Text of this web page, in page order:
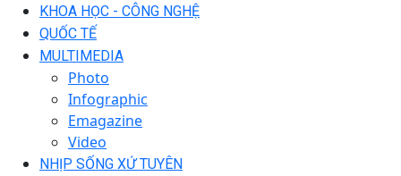
KHOA HỌC - CÔNG NGHỆ
QUỐC TẾ
MULTIMEDIA
Photo
Infographic
Emagazine
Video
NHỊP SỐNG XỨ TUYÊN